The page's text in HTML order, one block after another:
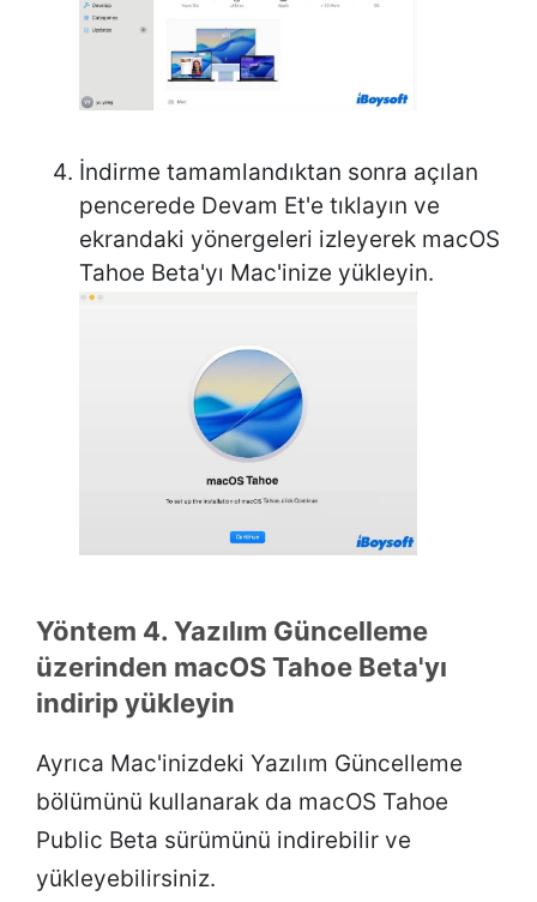
İndirme tamamlandıktan sonra açılan
pencerede Devam Et'e tıklayın ve
ekrandaki yönergeleri izleyerek macOS
Tahoe Beta'yı Mac'inize yükleyin.
Yöntem 4. Yazılım Güncelleme
üzerinden macOS Tahoe Beta'yı
indirip yükleyin
Ayrıca Mac'inizdeki Yazılım Güncelleme
bölümünü kullanarak da macOS Tahoe
Public Beta sürümünü indirebilir ve
yükleyebilirsiniz.